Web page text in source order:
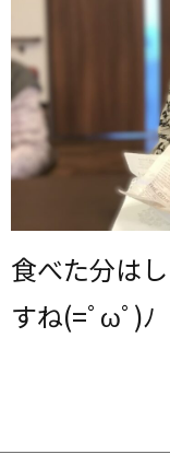
食べた分は
すね(=ﾟωﾟ)ﾉ